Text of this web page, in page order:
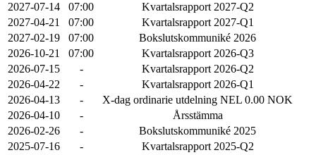
2027-07-14
07:00
Kvartalsrapport 2027-Q2
2027-04-21
07:00
Kvartalsrapport 2027-Q1
2027-02-19
07:00
Bokslutskommuniké 2026
2026-10-21
07:00
Kvartalsrapport 2026-Q3
2026-07-15
-
Kvartalsrapport 2026-Q2
2026-04-22
-
Kvartalsrapport 2026-Q1
2026-04-13
-
X-dag ordinarie utdelning NEL 0.00 NOK
2026-04-10
-
Årsstämma
2026-02-26
-
Bokslutskommuniké 2025
2025-07-16
-
Kvartalsrapport 2025-Q2